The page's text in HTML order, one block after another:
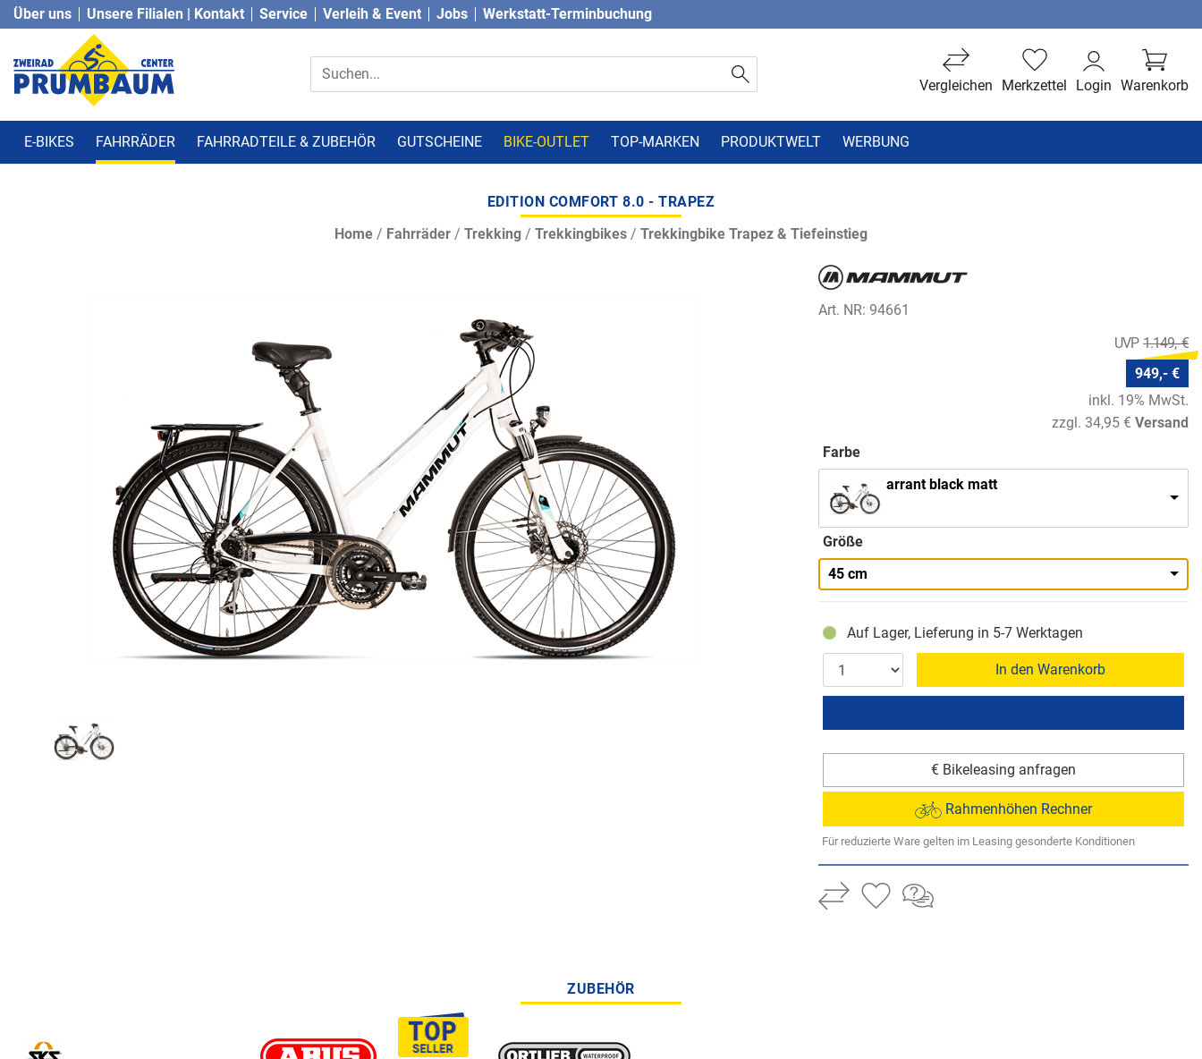
Über uns Unsere Filialen | Kontakt Service Verleih & Event Jobs Werkstatt-Terminbuchung
Warenkorb
Login
Merkzettel
Vergleichen
E-BIKES FAHRRÄDER FAHRRADTEILE & ZUBEHÖR GUTSCHEINE BIKE-OUTLET TOP-MARKEN PRODUKTWELT WERBUNG
EDITION COMFORT 8.0 - TRAPEZ
Home / Fahrräder / Trekking / Trekkingbikes / Trekkingbike Trapez & Tiefeinstieg
Art. NR: 94661
1.149,- €
949,- €
inkl. 19% MwSt.
zzgl. 34,95 € Versand
Farbe
arrant black matt
Größe
45 cm
Auf Lager, Lieferung in 5-7 Werktagen
In den Warenkorb
€ Bikeleasing anfragen
Rahmenhöhen Rechner
Für reduzierte Ware gelten im Leasing gesonderte Konditionen
ZUBEHÖR